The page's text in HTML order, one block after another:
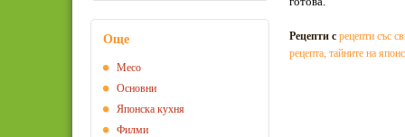
Рецепти с рецепти със
рецепта, тайните на
Още
Месо
Основни
Японска кухня
Филми